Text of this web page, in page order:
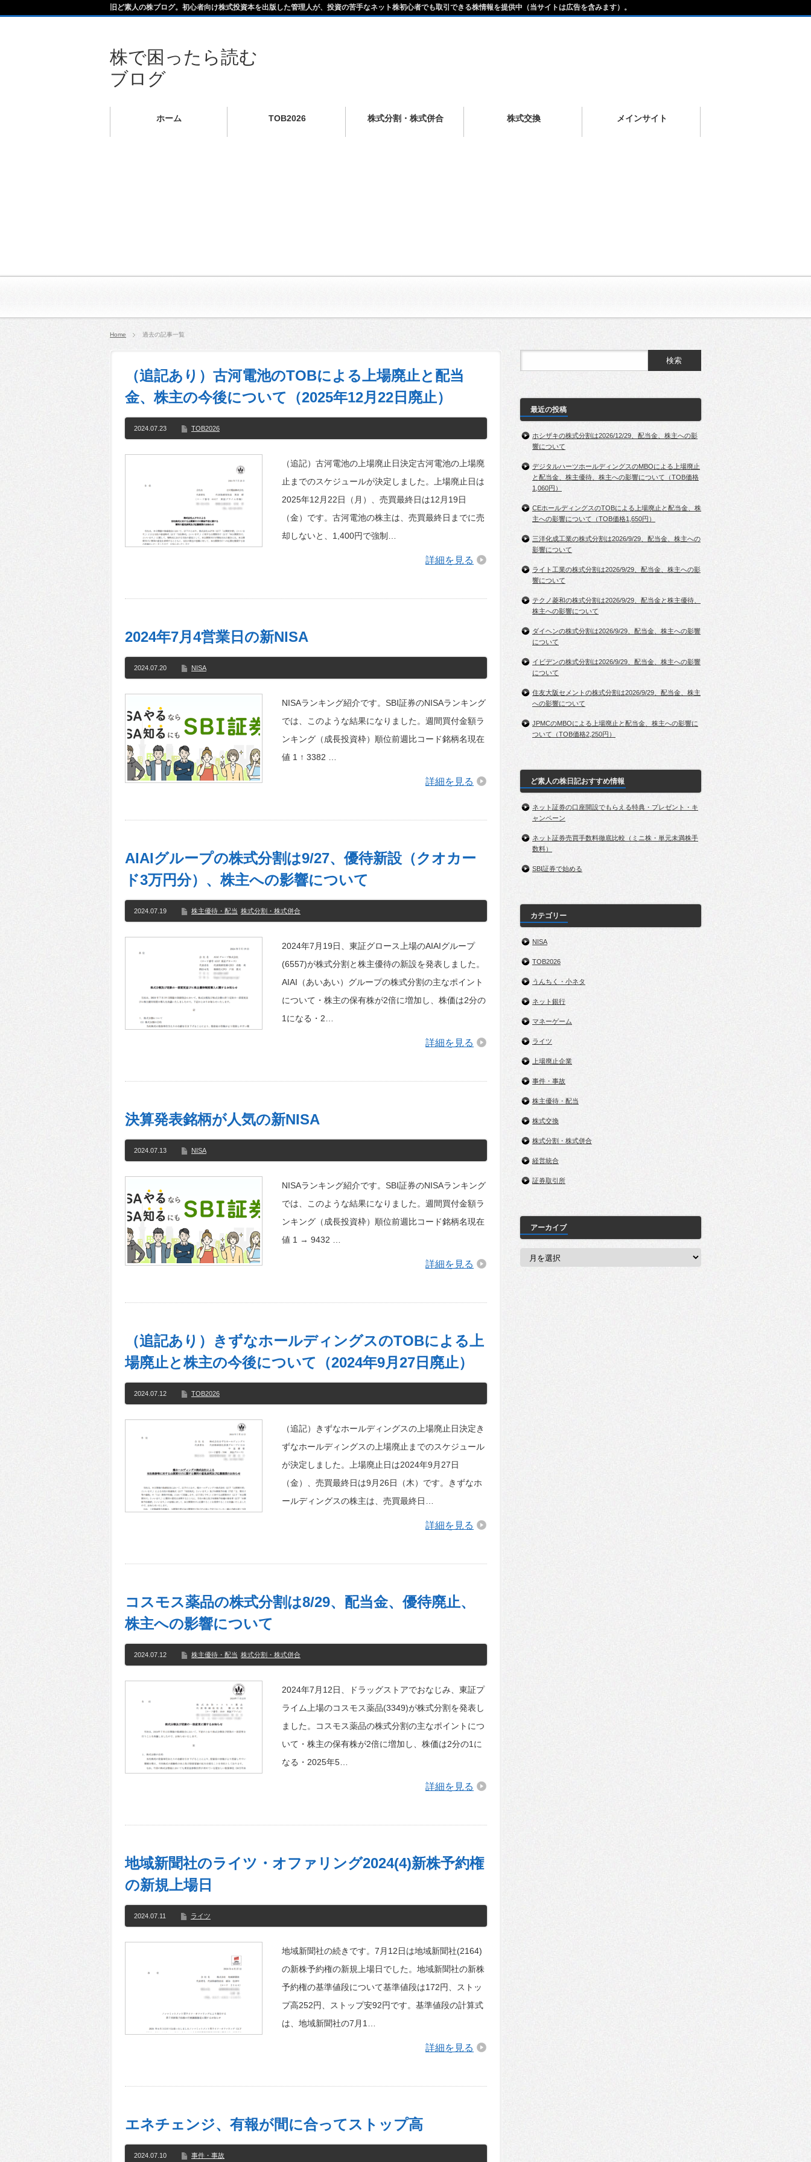
株で困ったら読む
ブログ
ホーム TOB2026 株式分割・株式併合 株式交換 メインサイト
旧ど素人の株ブログ。初心者向け株式投資本を出版した管理人が、投資の苦手なネット株初心者でも取引できる株情報を提供中（当サイトは広告を含みます）。
Home 過去の記事一覧
（追記あり）古河電池のTOBによる上場廃止と配当
金、株主の今後について（2025年12月22日廃止）
2024.07.23 TOB2026
（追記）古河電池の上場廃止日決定古河電池の上場廃
止までのスケジュールが決定しました。上場廃止日は
2025年12月22日（月）、売買最終日は12月19日
（金）です。古河電池の株主は、売買最終日までに売
却しないと、1,400円で強制…
詳細を見る
2024年7月4営業日の新NISA
2024.07.20 NISA
NISAランキング紹介です。SBI証券のNISAランキング
では、このような結果になりました。週間買付金額ラ
ンキング（成長投資枠）順位前週比コード銘柄名現在
値 1 ↑ 3382 …
詳細を見る
AIAIグループの株式分割は9/27、優待新設（クオカー
ド3万円分）、株主への影響について
2024.07.19 株主優待・配当 株式分割・株式併合
2024年7月19日、東証グロース上場のAIAIグループ
(6557)が株式分割と株主優待の新設を発表しました。
AIAI（あいあい）グループの株式分割の主なポイント
について・株主の保有株が2倍に増加し、株価は2分の
1になる・2…
詳細を見る
決算発表銘柄が人気の新NISA
2024.07.13 NISA
NISAランキング紹介です。SBI証券のNISAランキング
では、このような結果になりました。週間買付金額ラ
ンキング（成長投資枠）順位前週比コード銘柄名現在
値 1 → 9432 …
詳細を見る
（追記あり）きずなホールディングスのTOBによる上
場廃止と株主の今後について（2024年9月27日廃止）
2024.07.12 TOB2026
（追記）きずなホールディングスの上場廃止日決定き
ずなホールディングスの上場廃止までのスケジュール
が決定しました。上場廃止日は2024年9月27日
（金）、売買最終日は9月26日（木）です。きずなホ
ールディングスの株主は、売買最終日…
詳細を見る
コスモス薬品の株式分割は8/29、配当金、優待廃止、
株主への影響について
2024.07.12 株主優待・配当 株式分割・株式併合
2024年7月12日、ドラッグストアでおなじみ、東証プ
ライム上場のコスモス薬品(3349)が株式分割を発表し
ました。コスモス薬品の株式分割の主なポイントにつ
いて・株主の保有株が2倍に増加し、株価は2分の1に
なる・2025年5…
詳細を見る
地域新聞社のライツ・オファリング2024(4)新株予約権
の新規上場日
2024.07.11 ライツ
地域新聞社の続きです。7月12日は地域新聞社(2164)
の新株予約権の新規上場日でした。地域新聞社の新株
予約権の基準値段について基準値段は172円、ストッ
プ高252円、ストップ安92円です。基準値段の計算式
は、地域新聞社の7月1…
詳細を見る
エネチェンジ、有報が間に合ってストップ高
2024.07.10 事件・事故
最近の投稿
ホシザキの株式分割は2026/12/29、配当金、株主への影
響について
デジタルハーツホールディングスのMBOによる上場廃止
と配当金、株主優待、株主への影響について（TOB価格
1,060円）
CEホールディングスのTOBによる上場廃止と配当金、株
主への影響について（TOB価格1,650円）
三洋化成工業の株式分割は2026/9/29、配当金、株主への
影響について
ライト工業の株式分割は2026/9/29、配当金、株主への影
響について
テクノ菱和の株式分割は2026/9/29、配当金と株主優待、
株主への影響について
ダイヘンの株式分割は2026/9/29、配当金、株主への影響
について
イビデンの株式分割は2026/9/29、配当金、株主への影響
について
住友大阪セメントの株式分割は2026/9/29、配当金、株主
への影響について
JPMCのMBOによる上場廃止と配当金、株主への影響に
ついて（TOB価格2,250円）
ど素人の株日記おすすめ情報
ネット証券の口座開設でもらえる特典・プレゼント・キ
ャンペーン
ネット証券売買手数料徹底比較（ミニ株・単元未満株手
数料）
SBI証券で始める
カテゴリー
NISA
TOB2026
うんちく・小ネタ
ネット銀行
マネーゲーム
ライツ
上場廃止企業
事件・事故
株主優待・配当
株式交換
株式分割・株式併合
経営統合
証券取引所
アーカイブ